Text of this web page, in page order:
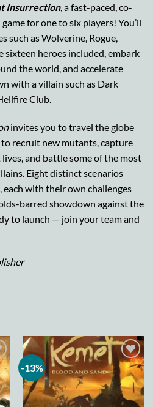
Insurrection, a fast-paced, co-
for one to six players! You’ll
such as Wolverine, Rogue,
sixteen heroes included, embark
the world, and accelerate
with a villain such as Dark
Club.
invites you to travel the globe
recruit new mutants, capture
and battle some of the most
Eight distinct scenarios
with their own challenges
barred showdown against the
to launch — join your team and
-13%
Add to
wishlist